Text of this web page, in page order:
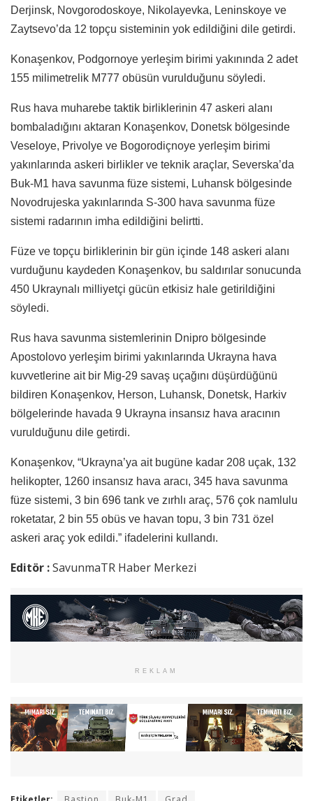
Derjinsk, Novgorodoskoye, Nikolayevka, Leninskoye ve
Zaytsevo’da 12 topçu sisteminin yok edildiğini dile getirdi.
Konaşenkov, Podgornoye yerleşim birimi yakınında 2 adet
155 milimetrelik M777 obüsün vurulduğunu söyledi.
Rus hava muharebe taktik birliklerinin 47 askeri alanı
bombaladığını aktaran Konaşenkov, Donetsk bölgesinde
Veseloye, Privolye ve Bogorodiçnoye yerleşim birimi
yakınlarında askeri birlikler ve teknik araçlar, Severska’da
Buk-M1 hava savunma füze sistemi, Luhansk bölgesinde
Novodrujeska yakınlarında S-300 hava savunma füze
sistemi radarının imha edildiğini belirtti.
Füze ve topçu birliklerinin bir gün içinde 148 askeri alanı
vurduğunu kaydeden Konaşenkov, bu saldırılar sonucunda
450 Ukraynalı milliyetçi gücün etkisiz hale getirildiğini
söyledi.
Rus hava savunma sistemlerinin Dnipro bölgesinde
Apostolovo yerleşim birimi yakınlarında Ukrayna hava
kuvvetlerine ait bir Mig-29 savaş uçağını düşürdüğünü
bildiren Konaşenkov, Herson, Luhansk, Donetsk, Harkiv
bölgelerinde havada 9 Ukrayna insansız hava aracının
vurulduğunu dile getirdi.
Konaşenkov, “Ukrayna’ya ait bugüne kadar 208 uçak, 132
helikopter, 1260 insansız hava aracı, 345 hava savunma
füze sistemi, 3 bin 696 tank ve zırhlı araç, 576 çok namlulu
roketatar, 2 bin 55 obüs ve havan topu, 3 bin 731 özel
askeri araç yok edildi.” ifadelerini kullandı.
Editör :SavunmaTR Haber Merkezi
REKLAM